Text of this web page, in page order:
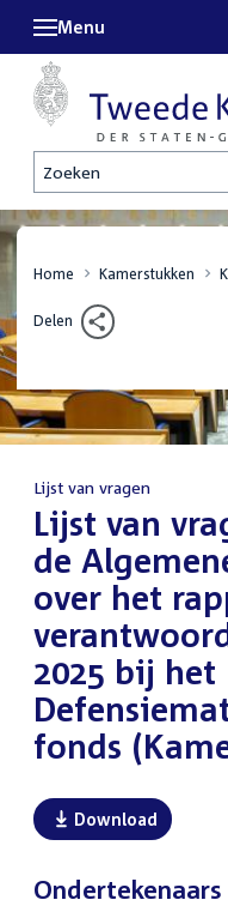
Zoeken
Menu
Home Kamerstukken
Delen
Lijst van vragen
:Lijst van
de
over het
2025 bij het
fonds
Download
Ondertekenaars